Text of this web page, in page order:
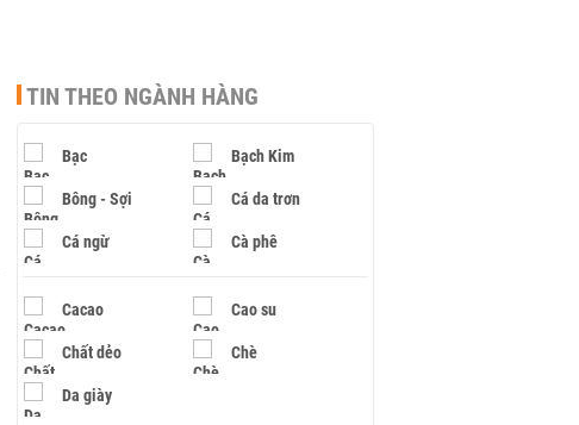
TIN THEO NGÀNH HÀNG
Bạc Bạch Kim
Bông - Sợi Cá da trơn
Cá ngừ Cà phê
Cacao Cao su
Chất dẻo Chè
Da giày